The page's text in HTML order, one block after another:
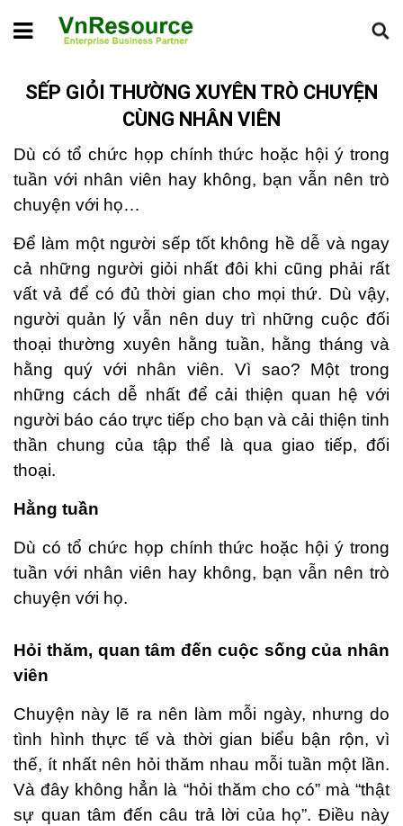
Home Tin chuyên ngành
Sếp giỏi thường xuyên trò chuyện
cùng nhân viên
SẾP GIỎI THƯỜNG XUYÊN TRÒ CHUYỆN
CÙNG NHÂN VIÊN
Dù có tổ chức họp chính thức hoặc hội ý trong
tuần với nhân viên hay không, bạn vẫn nên trò
chuyện với họ…
Để làm một người sếp tốt không hề dễ và ngay
cả những người giỏi nhất đôi khi cũng phải rất
vất vả để có đủ thời gian cho mọi thứ. Dù vậy,
người quản lý vẫn nên duy trì những cuộc đối
thoại thường xuyên hằng tuần, hằng tháng và
hằng quý với nhân viên. Vì sao? Một trong
những cách dễ nhất để cải thiện quan hệ với
người báo cáo trực tiếp cho bạn và cải thiện tinh
thần chung của tập thể là qua giao tiếp, đối
thoại.
Hằng tuần
Dù có tổ chức họp chính thức hoặc hội ý trong
tuần với nhân viên hay không, bạn vẫn nên trò
chuyện với họ.
Hỏi thăm, quan tâm đến cuộc sống của nhân
viên
Chuyện này lẽ ra nên làm mỗi ngày, nhưng do
tình hình thực tế và thời gian biểu bận rộn, vì
thế, ít nhất nên hỏi thăm nhau mỗi tuần một lần.
Và đây không hẳn là “hỏi thăm cho có” mà “thật
sự quan tâm đến câu trả lời của họ”. Điều này